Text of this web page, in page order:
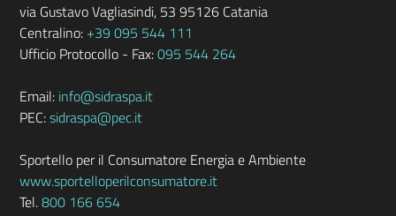
via Gustavo Vagliasindi, 53 95126 Catania
Centralino: +39 095 544 111
Ufficio Protocollo - Fax:095 544 264
Email: info@sidraspa.it
PEC:sidraspa@pec.it
Sportello per il Consumatore Energia e Ambiente
www.sportelloperilconsumatore.it
Tel.800 166 654